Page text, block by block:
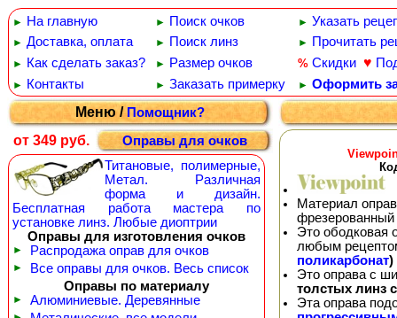
► На главную ► Поиск очков ► Указать
► Доставка, оплата ► Поиск линз ► Прочитать
► Как сделать заказ? ► Размер очков % Скидки ♥
► Контакты ► Заказать примерку ► Оформить
Меню /Помощник?
от 349 руб.
Оправы для очков
Титановые, полимерные,
Метал. Различная
форма и дизайн.
Бесплатная работа мастера по
установке линз. Любые диоптрии
Оправы для изготовления очков
► Распродажа оправ для очков
►
Все оправы для очков. Весь список
Оправы по материалу
► Алюминиевые. Деревянные
Материал
фрезерованный
Это ободковая
любым
поликарбонат)
Это оправа с
толстых линз
Эта оправа